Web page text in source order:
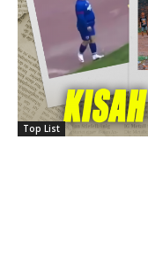
Top List